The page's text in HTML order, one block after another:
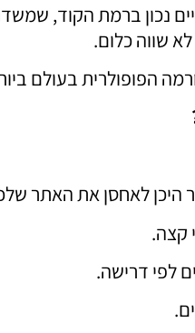
נכון ברמת הקוד,
שווה כלום.
הפופולרית בעולם
לאחסן את האתר
קצה.
לפי דרישה.